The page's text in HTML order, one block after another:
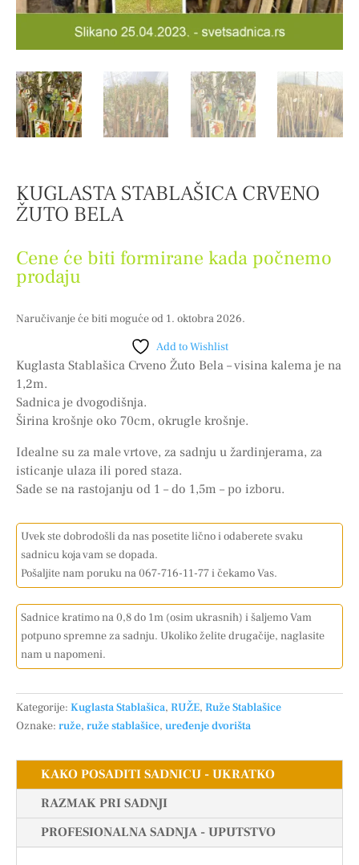
KUGLASTA STABLAŠICA CRVENO
ŽUTO BELA
Cene će biti formirane kada počnemo
prodaju
Naručivanje će biti moguće od 1. oktobra 2026.
Add to Wishlist
Kuglasta Stablašica Crveno Žuto Bela – visina kalema je na
1,2m.
Sadnica je dvogodišnja.
Širina krošnje oko 70cm, okrugle krošnje.
Idealne su za male vrtove, za sadnju u žardinjerama, za
isticanje ulaza ili pored staza.
Sade se na rastojanju od 1 – do 1,5m – po izboru.
Uvek ste dobrodošli da nas posetite lično i odaberete svaku
sadnicu koja vam se dopada.
Pošaljite nam poruku na 067-716-11-77 i čekamo Vas.
Sadnice kratimo na 0,8 do 1m (osim ukrasnih) i šaljemo Vam
potpuno spremne za sadnju. Ukoliko želite drugačije, naglasite
nam u napomeni.
Kategorije: Kuglasta Stablašica, RUŽE, Ruže Stablašice
Oznake: ruže, ruže stablašice, uređenje dvorišta
KAKO POSADITI SADNICU - UKRATKO
RAZMAK PRI SADNJI
PROFESIONALNA SADNJA - UPUTSTVO